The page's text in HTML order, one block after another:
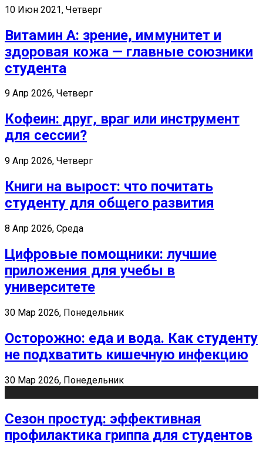
10 Июн 2021, Четверг
Витамин А: зрение, иммунитет и
здоровая кожа — главные союзники
студента
9 Апр 2026, Четверг
Кофеин: друг, враг или инструмент
для сессии?
9 Апр 2026, Четверг
Книги на вырост: что почитать
студенту для общего развития
8 Апр 2026, Среда
Цифровые помощники: лучшие
приложения для учебы в
университете
30 Мар 2026, Понедельник
Осторожно: еда и вода. Как студенту
не подхватить кишечную инфекцию
30 Мар 2026, Понедельник
Сезон простуд: эффективная
профилактика гриппа для студентов